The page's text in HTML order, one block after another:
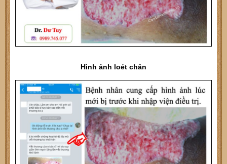
Hình ảnh loét chân